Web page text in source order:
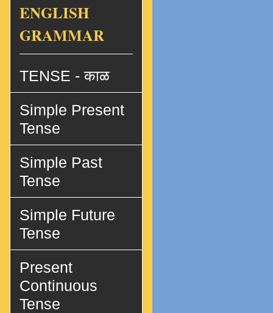
ENGLISH
GRAMMAR
TENSE - काळ
Simple Present
Tense
Simple Past
Tense
Simple Future
Tense
Present
Continuous
Tense